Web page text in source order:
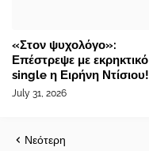
«Στον ψυχολόγο»:
Επέστρεψε με εκρηκτικό
single η Ειρήνη Ντίσιου!
July 31, 2026
Νεότερη